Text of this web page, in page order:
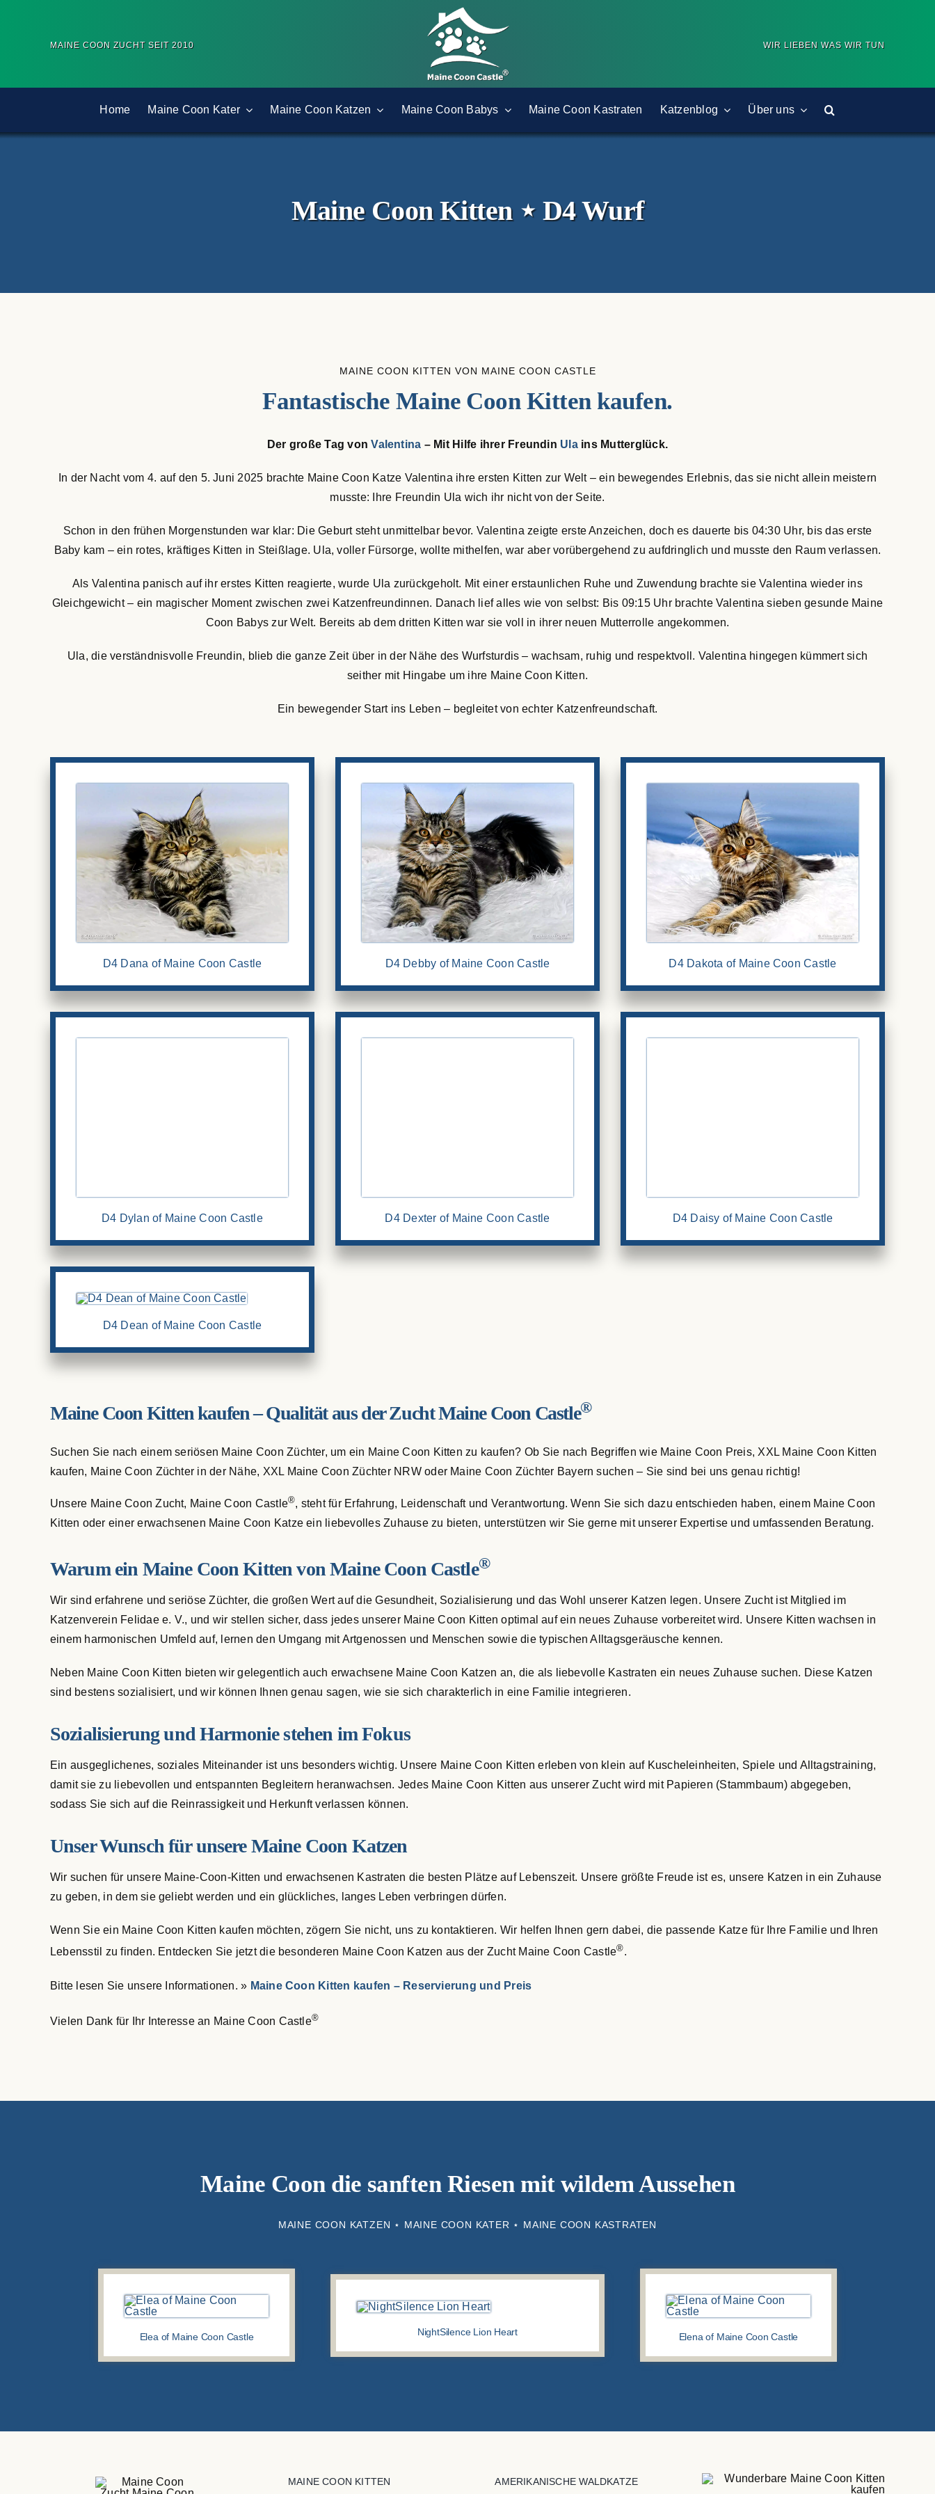
MAINE COON ZUCHT SEIT 2010 WIR LIEBEN WAS WIR TUN
Home Maine Coon Kater Maine Coon Katzen Maine Coon Babys Maine Coon Kastraten Katzenblog Über uns
Maine Coon Kitten ⋆ D4 Wurf
MAINE COON KITTEN VON MAINE COON CASTLE
Fantastische Maine Coon Kitten kaufen.
Der große Tag vonValentina – Mit Hilfe ihrer Freundin Ulains Mutterglück.
In der Nacht vom 4. auf den 5. Juni 2025 brachte Maine Coon Katze Valentina ihre ersten Kitten zur Welt – ein bewegendes Erlebnis, das sie nicht allein meistern
musste: Ihre Freundin Ula wich ihr nicht von der Seite.
Schon in den frühen Morgenstunden war klar: Die Geburt steht unmittelbar bevor. Valentina zeigte erste Anzeichen, doch es dauerte bis 04:30 Uhr, bis das erste
Baby kam – ein rotes, kräftiges Kitten in Steißlage. Ula, voller Fürsorge, wollte mithelfen, war aber vorübergehend zu aufdringlich und musste den Raum verlassen.
Als Valentina panisch auf ihr erstes Kitten reagierte, wurde Ula zurückgeholt. Mit einer erstaunlichen Ruhe und Zuwendung brachte sie Valentina wieder ins
Gleichgewicht – ein magischer Moment zwischen zwei Katzenfreundinnen. Danach lief alles wie von selbst: Bis 09:15 Uhr brachte Valentina sieben gesunde Maine
Coon Babys zur Welt. Bereits ab dem dritten Kitten war sie voll in ihrer neuen Mutterrolle angekommen.
Ula, die verständnisvolle Freundin, blieb die ganze Zeit über in der Nähe des Wurfsturdis – wachsam, ruhig und respektvoll. Valentina hingegen kümmert sich
seither mit Hingabe um ihre Maine Coon Kitten.
Ein bewegender Start ins Leben – begleitet von echter Katzenfreundschaft.
D4 Dana of Maine Coon Castle D4 Debby of Maine Coon Castle D4 Dakota of Maine Coon Castle
D4 Dylan of Maine Coon Castle D4 Dexter of Maine Coon Castle D4 Daisy of Maine Coon Castle
D4 Dean of Maine Coon Castle
Maine Coon Kitten kaufen – Qualität aus der Zucht Maine Coon Castle®
Suchen Sie nach einem seriösen Maine Coon Züchter, um ein Maine Coon Kitten zu kaufen? Ob Sie nach Begriffen wie Maine Coon Preis, XXL Maine Coon Kitten
kaufen, Maine Coon Züchter in der Nähe, XXL Maine Coon Züchter NRW oder Maine Coon Züchter Bayern suchen – Sie sind bei uns genau richtig!
Unsere Maine Coon Zucht, Maine Coon Castle®, steht für Erfahrung, Leidenschaft und Verantwortung. Wenn Sie sich dazu entschieden haben, einem Maine Coon
Kitten oder einer erwachsenen Maine Coon Katze ein liebevolles Zuhause zu bieten, unterstützen wir Sie gerne mit unserer Expertise und umfassenden Beratung.
Warum ein Maine Coon Kitten von Maine Coon Castle®
Wir sind erfahrene und seriöse Züchter, die großen Wert auf die Gesundheit, Sozialisierung und das Wohl unserer Katzen legen. Unsere Zucht ist Mitglied im
Katzenverein Felidae e. V., und wir stellen sicher, dass jedes unserer Maine Coon Kitten optimal auf ein neues Zuhause vorbereitet wird. Unsere Kitten wachsen in
einem harmonischen Umfeld auf, lernen den Umgang mit Artgenossen und Menschen sowie die typischen Alltagsgeräusche kennen.
Neben Maine Coon Kitten bieten wir gelegentlich auch erwachsene Maine Coon Katzen an, die als liebevolle Kastraten ein neues Zuhause suchen. Diese Katzen
sind bestens sozialisiert, und wir können Ihnen genau sagen, wie sie sich charakterlich in eine Familie integrieren.
Sozialisierung und Harmonie stehen im Fokus
Ein ausgeglichenes, soziales Miteinander ist uns besonders wichtig. Unsere Maine Coon Kitten erleben von klein auf Kuscheleinheiten, Spiele und Alltagstraining,
damit sie zu liebevollen und entspannten Begleitern heranwachsen. Jedes Maine Coon Kitten aus unserer Zucht wird mit Papieren (Stammbaum) abgegeben,
sodass Sie sich auf die Reinrassigkeit und Herkunft verlassen können.
Unser Wunsch für unsere Maine Coon Katzen
Wir suchen für unsere Maine-Coon-Kitten und erwachsenen Kastraten die besten Plätze auf Lebenszeit. Unsere größte Freude ist es, unsere Katzen in ein Zuhause
zu geben, in dem sie geliebt werden und ein glückliches, langes Leben verbringen dürfen.
Wenn Sie ein Maine Coon Kitten kaufen möchten, zögern Sie nicht, uns zu kontaktieren. Wir helfen Ihnen gern dabei, die passende Katze für Ihre Familie und Ihren
Lebensstil zu finden. Entdecken Sie jetzt die besonderen Maine Coon Katzen aus der Zucht Maine Coon Castle®.
Bitte lesen Sie unsere Informationen. » Maine Coon Kitten kaufen – Reservierung und Preis
Vielen Dank für Ihr Interesse an Maine Coon Castle®
Maine Coon die sanften Riesen mit wildem Aussehen
MAINE COON KATZEN ⋆ MAINE COON KATER ⋆ MAINE COON KASTRATEN
Elea of Maine Coon Castle NightSilence Lion Heart Elena of Maine Coon Castle
MAINE COON KITTEN AMERIKANISCHE WALDKATZE